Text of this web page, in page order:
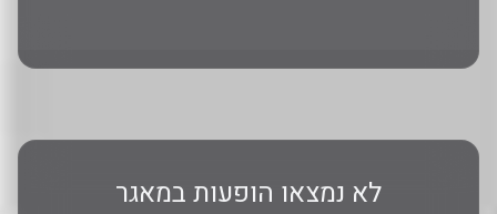
לא נמצאו הופעות במאגר